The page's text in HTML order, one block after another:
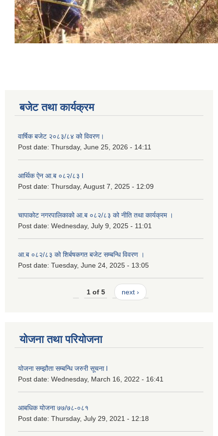
बजेट तथा कार्यक्रम
वार्षिक बजेट २०८३/८४ को विवरण।
Post date: Thursday, June 25, 2026 - 14:11
आर्थिक ऐन आ.ब ०८२/८३ l
Post date: Thursday, August 7, 2025 - 12:09
चापाकोट नगरपालिकाको आ.ब ०८२/८३ को नीति तथा कार्यक्रम ।
Post date: Wednesday, July 9, 2025 - 11:01
आ.ब ०८२/८३ को शिर्बषकगत बजेट सम्बन्धि विवरण ।
Post date: Tuesday, June 24, 2025 - 13:05
1 of 5 next ›
योजना तथा परियोजना
योजना सम्झौता सम्बन्धि जरुरी सूचना l
Post date: Wednesday, March 16, 2022 - 16:41
आबधिक योजना ७७/७८-०८१
Post date: Thursday, July 29, 2021 - 12:18